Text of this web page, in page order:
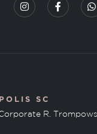
SC
R.